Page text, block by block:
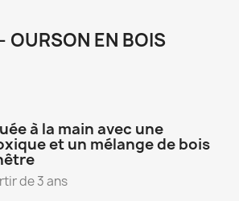
OURSON EN BOIS
à la main avec une
et un mélange de bois
de 3 ans